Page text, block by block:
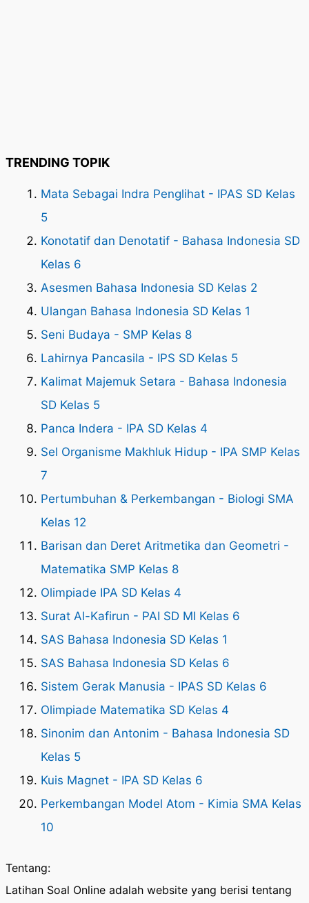
TRENDING TOPIK
Mata Sebagai Indra Penglihat - IPAS SD Kelas
5
Konotatif dan Denotatif - Bahasa Indonesia SD
Kelas 6
Asesmen Bahasa Indonesia SD Kelas 2
Ulangan Bahasa Indonesia SD Kelas 1
Seni Budaya - SMP Kelas 8
Lahirnya Pancasila - IPS SD Kelas 5
Kalimat Majemuk Setara - Bahasa Indonesia
SD Kelas 5
Panca Indera - IPA SD Kelas 4
Sel Organisme Makhluk Hidup - IPA SMP Kelas
7
Pertumbuhan & Perkembangan - Biologi SMA
Kelas 12
Barisan dan Deret Aritmetika dan Geometri -
Matematika SMP Kelas 8
Olimpiade IPA SD Kelas 4
Surat Al-Kafirun - PAI SD MI Kelas 6
SAS Bahasa Indonesia SD Kelas 1
SAS Bahasa Indonesia SD Kelas 6
Sistem Gerak Manusia - IPAS SD Kelas 6
Olimpiade Matematika SD Kelas 4
Sinonim dan Antonim - Bahasa Indonesia SD
Kelas 5
Kuis Magnet - IPA SD Kelas 6
Perkembangan Model Atom - Kimia SMA Kelas
10
Tentang:
Latihan Soal Online adalah website yang berisi tentang